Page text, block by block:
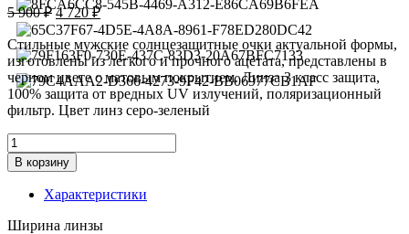
5 900₽Первоначальная
цена
составляла
5
900 ₽.
4 720₽Текущая
цена:
4
720 ₽.
Стильные мужские солнцезащитные очки актуальной формы,
изготовлены из легкого и прочного ацетата, представлены в
черном цвете с матовым покрытием. Линза 3 класс защита,
100% защита от вредных UV излучений, поляризационный
фильтр. Цвет линз серо-зеленый
Количество
товара
Очки
солнцезащитные
Genex
GS-
В корзину
Характеристики
Ширина линзы